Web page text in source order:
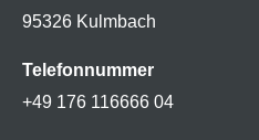
95326 Kulmbach
Telefonnummer
+49 176 116666 04